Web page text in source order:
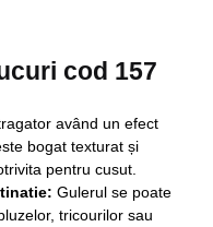
cod 157
având un efect
bogat texturat și
pentru cusut.
Gulerul se poate
tricourilor sau